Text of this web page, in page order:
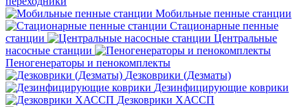
Мобильные пенные станции
Стационарные пенные
станции
Центральные
насосные станции
Пеногенераторы и пенокомплекты
Дезковрики (Дезматы)
Дезинфицирующие коврики
Дезковрики ХАССП